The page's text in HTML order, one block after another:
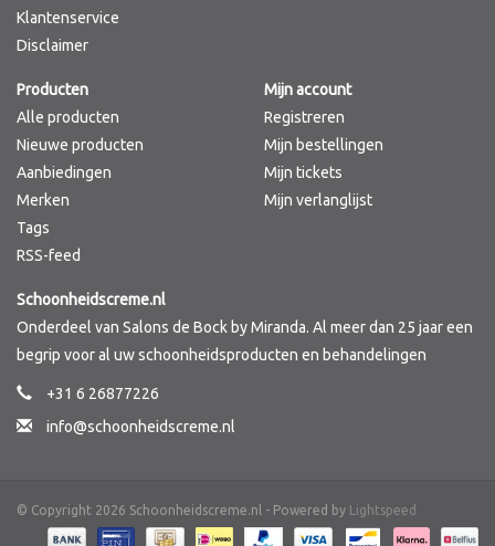
Blog
Merken
Klantenservice
Disclaimer
Producten
Alle producten
Nieuwe producten
Aanbiedingen
Merken
Tags
RSS-feed
Mijn account
Registreren
Mijn bestellingen
Mijn tickets
Mijn verlanglijst
Schoonheidscreme.nl
Onderdeel van Salons de Bock by Miranda. Al meer dan 25 jaar een
begrip voor al uw schoonheidsproducten en behandelingen
+31 6 26877226
info@schoonheidscreme.nl
© Copyright 2026 Schoonheidscreme.nl - Powered by Lightspeed